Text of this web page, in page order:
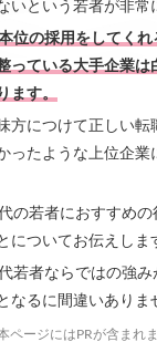
いという若者が非常
位の採用をしてくれ
っている大手企業は
ます。
方につけて正しい転
ったような上位企業
の若者におすすめ
についてお伝えしま
若者ならではの強
なるに間違いありま
ページにはPRが含まれま